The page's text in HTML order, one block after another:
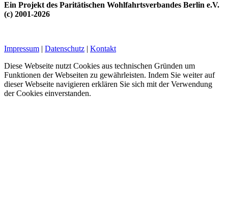
Ein Projekt des Paritätischen Wohlfahrtsverbandes Berlin e.V.
(c) 2001-2026
Impressum | Datenschutz | Kontakt
Diese Webseite nutzt Cookies aus technischen Gründen um
Funktionen der Webseiten zu gewährleisten. Indem Sie weiter auf
dieser Webseite navigieren erklären Sie sich mit der Verwendung
der Cookies einverstanden.